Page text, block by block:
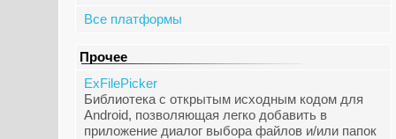
Все платформы
Прочее
ExFilePicker
Библиотека с открытым исходным кодом для
Android, позволяющая легко добавить в
приложение диалог выбора файлов и/или папок